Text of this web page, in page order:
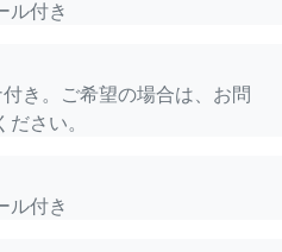
ル付き
き。ご希望の場合は、お問
さい。
ル付き